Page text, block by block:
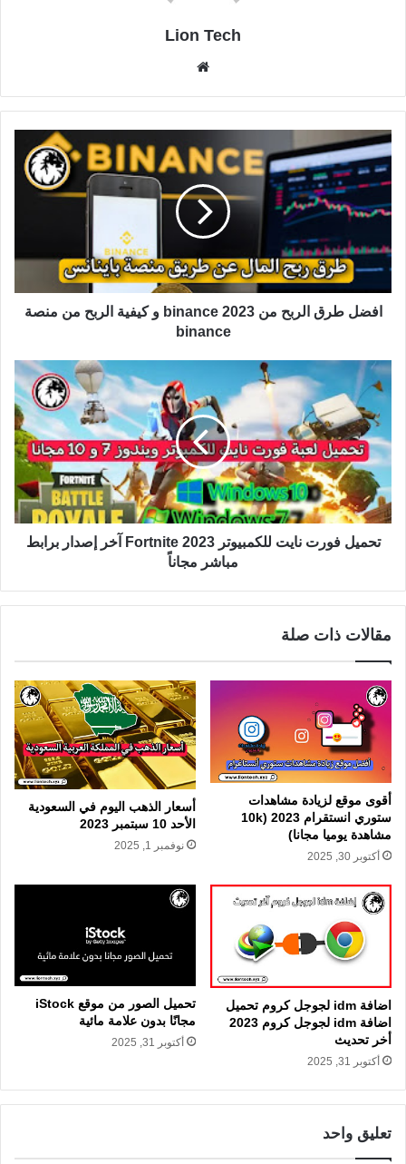
Lion Tech
افضل طرق الربح من binance 2023 و كيفية الربح من منصة
binance
تحميل فورت نايت للكمبيوتر Fortnite 2023 آخر إصدار برابط
مباشر مجاناً
مقالات ذات صلة
أقوى موقع لزيادة مشاهدات
ستوري انستقرام 2023 (10k
مشاهدة يوميا مجانا)
أكتوبر 30, 2025
أسعار الذهب اليوم في السعودية
الأحد 10 سبتمبر 2023
نوفمبر 1, 2025
اضافة idm لجوجل كروم تحميل
اضافة idm لجوجل كروم 2023
أخر تحديث
أكتوبر 31, 2025
تحميل الصور من موقع iStock
مجانًا بدون علامة مائية
أكتوبر 31, 2025
تعليق واحد